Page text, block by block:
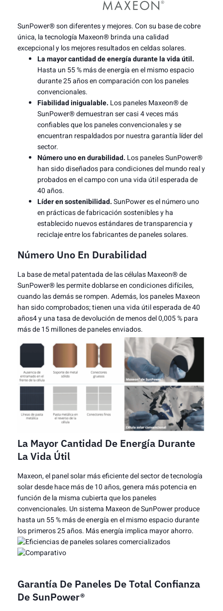
SunPower® son diferentes y mejores. Con su base de cobre
única, la tecnología Maxeon® brinda una calidad
excepcional y los mejores resultados en celdas solares.
La mayor cantidad de energía durante la vida útil.
Hasta un 55 % más de energía en el mismo espacio
durante 25 años en comparación con los paneles
convencionales.
Fiabilidad inigualable. Los paneles Maxeon® de
SunPower® demuestran ser casi 4 veces más
confiables que los paneles convencionales y se
encuentran respaldados por nuestra garantía líder del
sector.
Número uno en durabilidad. Los paneles SunPower®
han sido diseñados para condiciones del mundo real y
probados en el campo con una vida útil esperada de
40 años.
Líder en sostenibilidad.SunPower es el número uno
en prácticas de fabricación sostenibles y ha
establecido nuevos estándares de transparencia y
reciclaje entre los fabricantes de paneles solares.
Número Uno En Durabilidad
La base de metal patentada de las células Maxeon® de
SunPower® les permite doblarse en condiciones difíciles,
cuando las demás se rompen. Además, los paneles Maxeon
han sido comprobados; tienen una vida útil esperada de 40
años4 y una tasa de devolución de menos del 0,005 % para
más de 15 millones de paneles enviados.
La Mayor Cantidad De Energía Durante
La Vida Útil
Maxeon, el panel solar más eficiente del sector de tecnología
solar desde hace más de 10 años, genera más potencia en
función de la misma cubierta que los paneles
convencionales. Un sistema Maxeon de SunPower produce
hasta un 55 % más de energía en el mismo espacio durante
los primeros 25 años. Más energía implica mayor ahorro.
Garantía De Paneles De Total Confianza
De SunPower®